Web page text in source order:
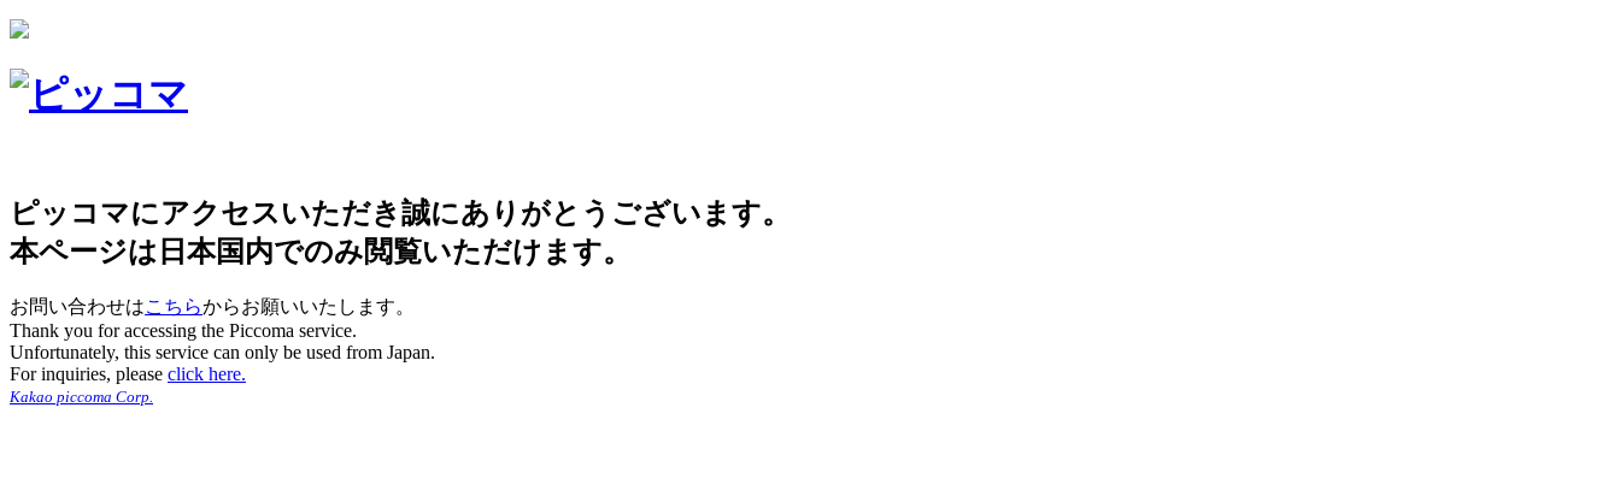
ピッコマにアクセスいただき誠にありがとうございます。
本ページは日本国内でのみ閲覧いただけます。
お問い合わせはこちらからお願いいたします。
Thank you for accessing the Piccoma service.
Unfortunately, this service can only be used from Japan.
For inquiries, please click here.
Kakao piccoma Corp.